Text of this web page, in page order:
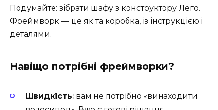
Подумайте: зібрати шафу з конструктору Лего.
Фреймворк — це як та коробка, із інструкцією і
деталями.
Навіщо потрібні фреймворки?
Швидкість: вам не потрібно «винаходити